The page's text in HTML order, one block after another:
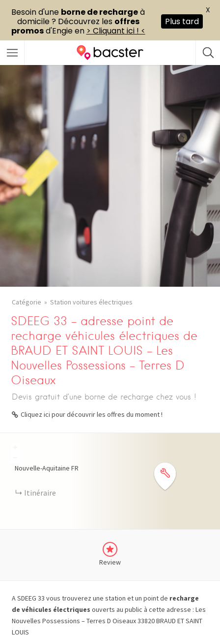
Catégorie Station voitures électriques
SDEEG 33 – adresse point de
recharge véhicules électriques de
BRAUD ET SAINT LOUIS – Les
Nouvelles Possessions – Terres D
Oiseaux
Devis gratuit d’une borne de recharge chez vous !
Cliquez ici pour découvrir les offres du moment !
Nouvelle-Aquitaine FR
Itinéraire
Review
A SDEEG 33 vous trouverez une station et un point de recharge
de véhicules électriques ouverts au public à cette adresse : Les
Nouvelles Possessions – Terres D Oiseaux 33820 BRAUD ET SAINT
LOUIS
Besoin d'une borne de rechargeà
domicile ? Découvrez les offres
promosd'Engie en > Cliquant ici ! <
Plus tard
X